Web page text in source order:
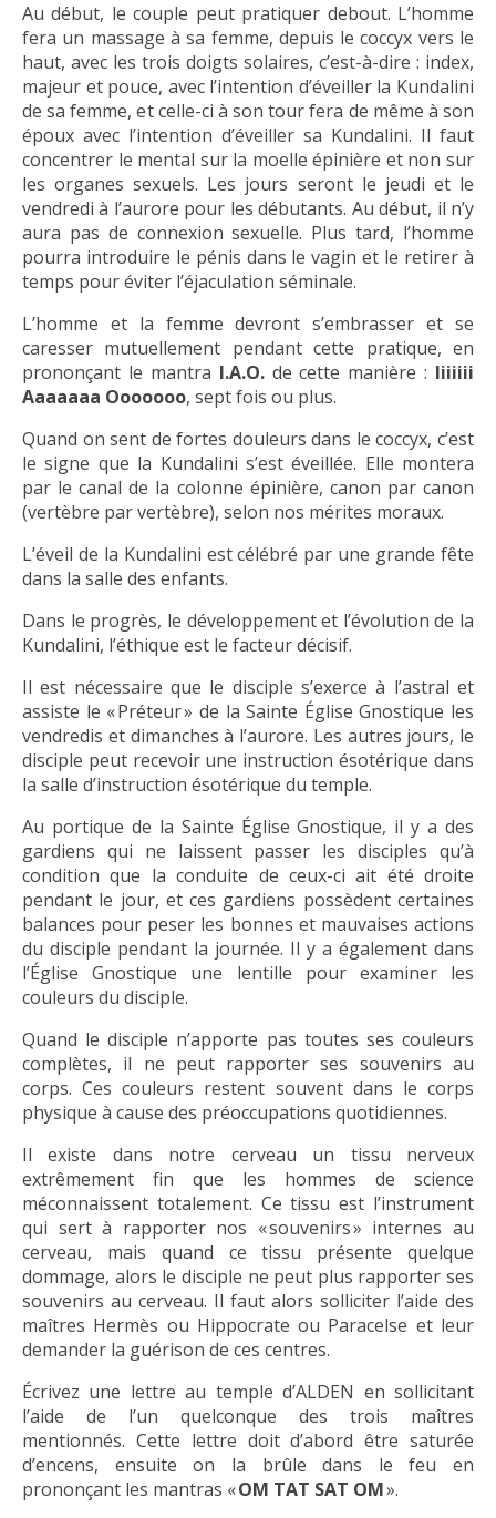
Au début, le couple peut pratiquer debout. L’homme
fera un massage à sa femme, depuis le coccyx vers le
haut, avec les trois doigts solaires, c’est-à-dire : index,
majeur et pouce, avec l’intention d’éveiller la Kundalini
de sa femme, et celle-ci à son tour fera de même à son
époux avec l’intention d’éveiller sa Kundalini. Il faut
concentrer le mental sur la moelle épinière et non sur
les organes sexuels. Les jours seront le jeudi et le
vendredi à l’aurore pour les débutants. Au début, il n’y
aura pas de connexion sexuelle. Plus tard, l’homme
pourra introduire le pénis dans le vagin et le retirer à
temps pour éviter l’éjaculation séminale.
L’homme et la femme devront s’embrasser et se
caresser mutuellement pendant cette pratique, en
prononçant le mantra I.A.O.de cette manière : Iiiiiii
Aaaaaaa Ooooooo, sept fois ou plus.
Quand on sent de fortes douleurs dans le coccyx, c’est
le signe que la Kundalini s’est éveillée. Elle montera
par le canal de la colonne épinière, canon par canon
(vertèbre par vertèbre), selon nos mérites moraux.
L’éveil de la Kundalini est célébré par une grande fête
dans la salle des enfants.
Dans le progrès, le développement et l’évolution de la
Kundalini, l’éthique est le facteur décisif.
Il est nécessaire que le disciple s’exerce à l’astral et
assiste le « Préteur » de la Sainte Église Gnostique les
vendredis et dimanches à l’aurore. Les autres jours, le
disciple peut recevoir une instruction ésotérique dans
la salle d’instruction ésotérique du temple.
Au portique de la Sainte Église Gnostique, il y a des
gardiens qui ne laissent passer les disciples qu’à
condition que la conduite de ceux-ci ait été droite
pendant le jour, et ces gardiens possèdent certaines
balances pour peser les bonnes et mauvaises actions
du disciple pendant la journée. Il y a également dans
l’Église Gnostique une lentille pour examiner les
couleurs du disciple.
Quand le disciple n’apporte pas toutes ses couleurs
complètes, il ne peut rapporter ses souvenirs au
corps. Ces couleurs restent souvent dans le corps
physique à cause des préoccupations quotidiennes.
Il existe dans notre cerveau un tissu nerveux
extrêmement fin que les hommes de science
méconnaissent totalement. Ce tissu est l’instrument
qui sert à rapporter nos « souvenirs » internes au
cerveau, mais quand ce tissu présente quelque
dommage, alors le disciple ne peut plus rapporter ses
souvenirs au cerveau. Il faut alors solliciter l’aide des
maîtres Hermès ou Hippocrate ou Paracelse et leur
demander la guérison de ces centres.
Écrivez une lettre au temple d’ALDEN en sollicitant
l’aide de l’un quelconque des trois maîtres
mentionnés. Cette lettre doit d’abord être saturée
d’encens, ensuite on la brûle dans le feu en
prononçant les mantras «OM TAT SAT OM».